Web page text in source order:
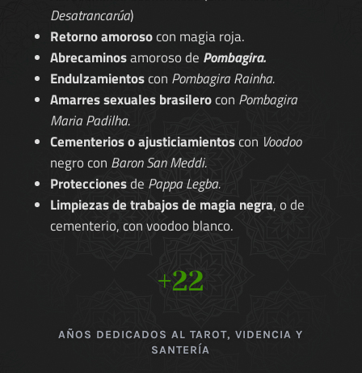
Desatrancarúa)
Retorno amorosocon magia roja.
Abrecaminosamoroso de Pombagira.
Endulzamientoscon Pombagira Rainha.
Amarres sexuales brasilerocon Pombagira
Maria Padilha.
Cementerios o ajusticiamientoscon Voodoo
negro con Baron San Meddi.
Proteccionesde Pappa Legba.
Limpiezas de trabajos de magia negra, o de
cementerio, con voodoo blanco.
+22
AÑOS DEDICADOS AL TAROT, VIDENCIA Y
SANTERÍA